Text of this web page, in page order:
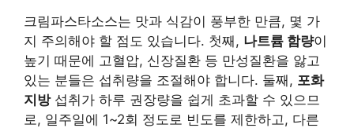
크림파스타소스는 맛과 식감이 풍부한 만큼, 몇 가
지 주의해야 할 점도 있습니다. 첫째, 나트륨 함량이
높기 때문에 고혈압, 신장질환 등 만성질환을 앓고
있는 분들은 섭취량을 조절해야 합니다. 둘째, 포화
지방섭취가 하루 권장량을 쉽게 초과할 수 있으므
로, 일주일에 1~2회 정도로 빈도를 제한하고, 다른